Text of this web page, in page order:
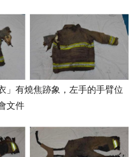
」有燒焦跡象，左手的手臂位
文件